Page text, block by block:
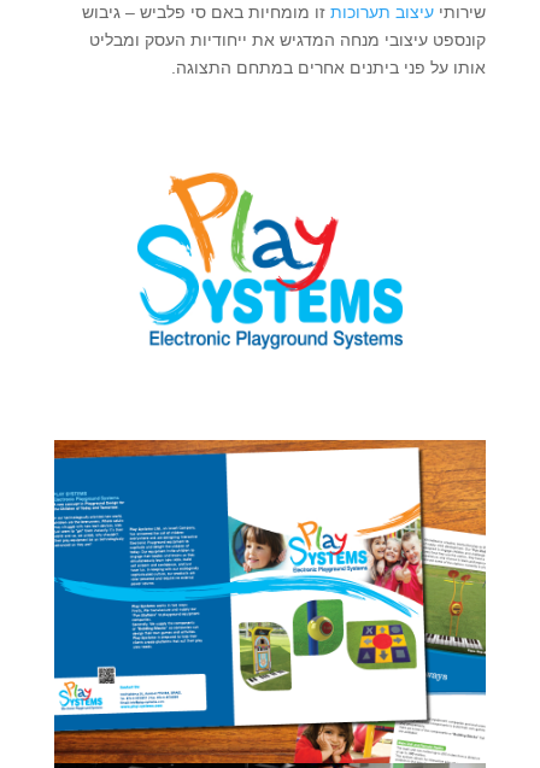
שירותי עיצוב תערוכותזו מומחיות באם סי פלביש – גיבוש
קונספט עיצובי מנחה המדגיש את ייחודיות העסק ומבליט
אותו על פני ביתנים אחרים במתחם התצוגה.